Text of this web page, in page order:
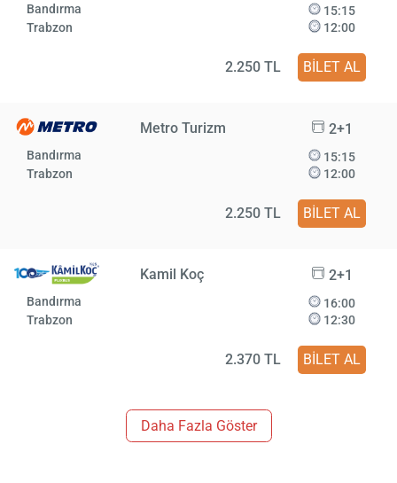
Bandırma
Trabzon
15:15
12:00
2.250 TL BİLET AL
Metro Turizm 2+1
Bandırma
Trabzon
15:15
12:00
2.250 TL BİLET AL
Kamil Koç 2+1
Bandırma
Trabzon
16:00
12:30
2.370 TL BİLET AL
Daha Fazla Göster